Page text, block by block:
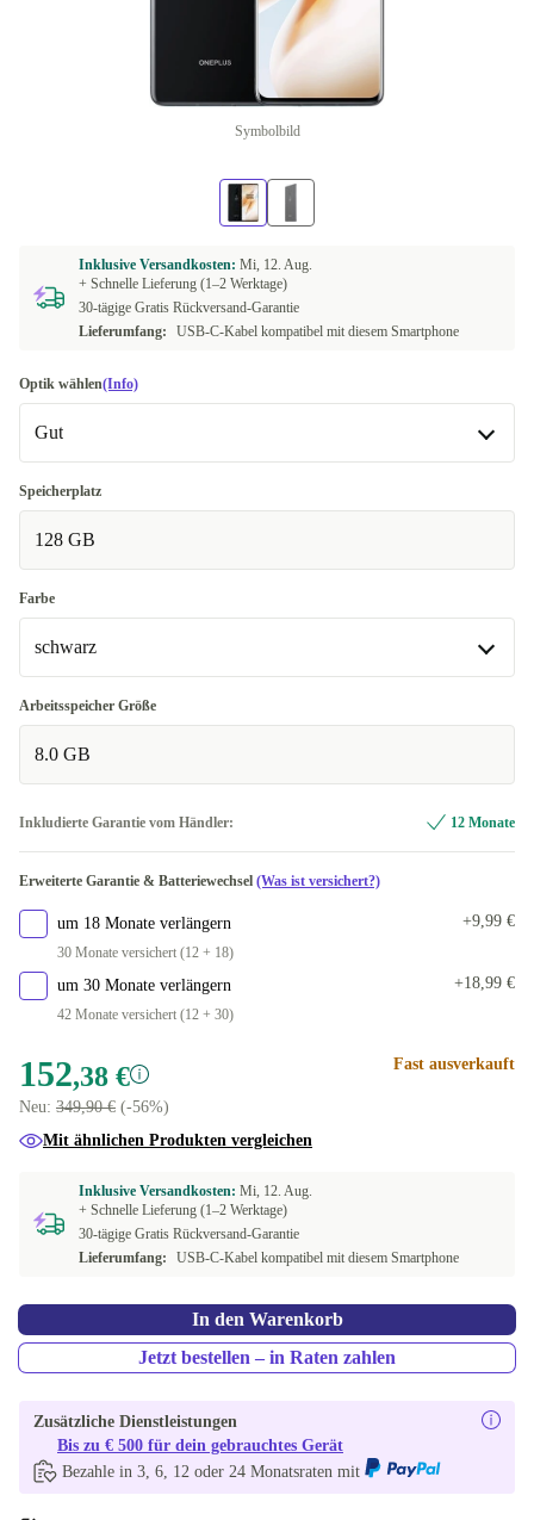
Symbolbild
Inklusive Versandkosten: Mi, 12. Aug.
+ Schnelle Lieferung (1–2 Werktage)
30-tägige Gratis Rückversand-Garantie
Lieferumfang:
USB-C-Kabel kompatibel mit diesem Smartphone
Optik wählen(Info)
Gut
Gut
Sehr gut
Exzellent
Speicherplatz
128 GB
Farbe
schwarz
schwarz
interstellar glow
Arbeitsspeicher Größe
8.0 GB
Inkludierte Garantie vom Händler: 12 Monate
Erweiterte Garantie & Batteriewechsel (Was ist versichert?)
um 18 Monate verlängern
30 Monate versichert (12 + 18)
+9,99 €
um 30 Monate verlängern
42 Monate versichert (12 + 30)
+18,99 €
152,38 €
Neu: 349,90 € (-56%)
Fast ausverkauft
Mit ähnlichen Produkten vergleichen
Inklusive Versandkosten: Mi, 12. Aug.
+ Schnelle Lieferung (1–2 Werktage)
30-tägige Gratis Rückversand-Garantie
Lieferumfang:
USB-C-Kabel kompatibel mit diesem Smartphone
In den Warenkorb
Jetzt bestellen – in Raten zahlen
Zusätzliche Dienstleistungen
Bis zu € 500 für dein gebrauchtes Gerät
Bezahle in 3, 6, 12 oder 24 Monatsraten mit